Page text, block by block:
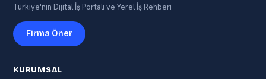
Türkiye'nin Dijital İş Portalı ve Yerel İş Rehberi
Firma Öner
KURUMSAL